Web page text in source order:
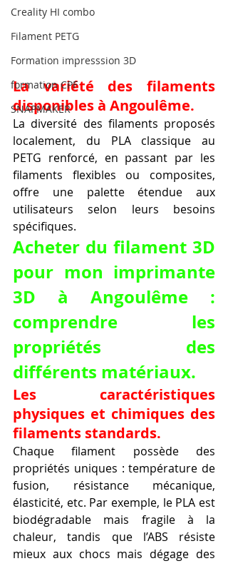
Creality HI combo
Filament PETG
Formation impresssion 3D
formation CPF
SNAPMAKER
La variété des filaments
disponibles à Angoulême.
La diversité des filaments proposés
localement, du PLA classique au
PETG renforcé, en passant par les
filaments flexibles ou composites,
offre une palette étendue aux
utilisateurs selon leurs besoins
spécifiques.
Acheter du filament 3D
pour mon imprimante
3D à Angoulême :
comprendre les
propriétés des
différents matériaux.
Les caractéristiques
physiques et chimiques des
filaments standards.
Chaque filament possède des
propriétés uniques : température de
fusion, résistance mécanique,
élasticité, etc. Par exemple, le PLA est
biodégradable mais fragile à la
chaleur, tandis que l’ABS résiste
mieux aux chocs mais dégage des